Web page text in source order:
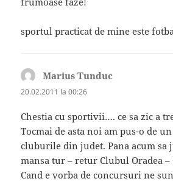
sportul practicat de mine este
Marius Tunduc
20.02.2011 la 00:26
Chestia cu sportivii…. ce sa zic a
Tocmai de asta noi am pus-o de
cluburile din judet. Pana acum sa
mansa tur – retur Clubul Oradea
Cand e vorba de concursuri ne